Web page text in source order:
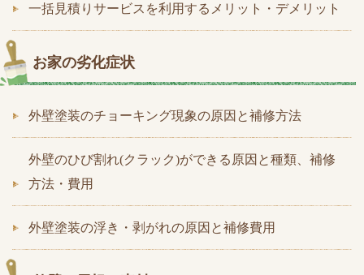
一括見積りサービスを利用するメリット・デメリット
お家の劣化症状
外壁塗装のチョーキング現象の原因と補修方法
外壁のひび割れ(クラック)ができる原因と種類、補修
方法・費用
外壁塗装の浮き・剥がれの原因と補修費用